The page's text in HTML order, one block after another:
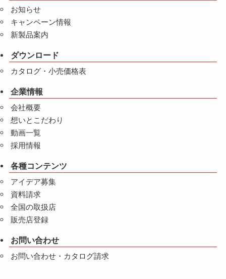
お知らせ
キャンペーン情報
新製品案内
ダウンロード
カタログ・小売価格表
企業情報
会社概要
想いとこだわり
動画一覧
採用情報
各種コンテンツ
アイデア募集
資料請求
全国の取扱店
販売店登録
お問い合わせ
お問い合わせ・カタログ請求